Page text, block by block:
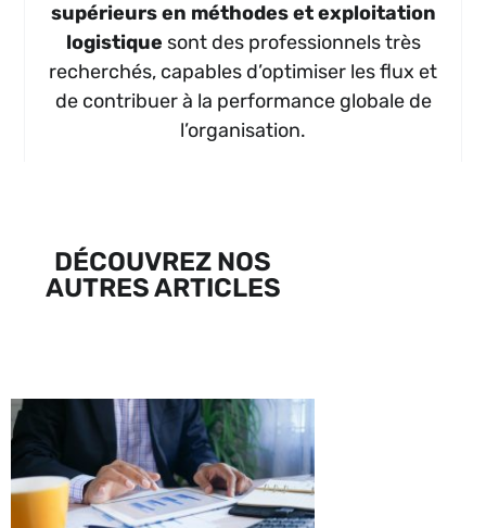
supérieurs en méthodes et exploitation
logistique sont des professionnels très
recherchés, capables d’optimiser les flux et
de contribuer à la performance globale de
l’organisation.
DÉCOUVREZ NOS
AUTRES ARTICLES